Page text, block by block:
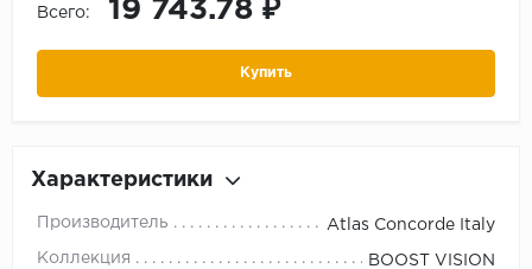
Всего: 19 743.78 ₽
Купить
Характеристики
Производитель Atlas Concorde Italy
Коллекция BOOST VISION